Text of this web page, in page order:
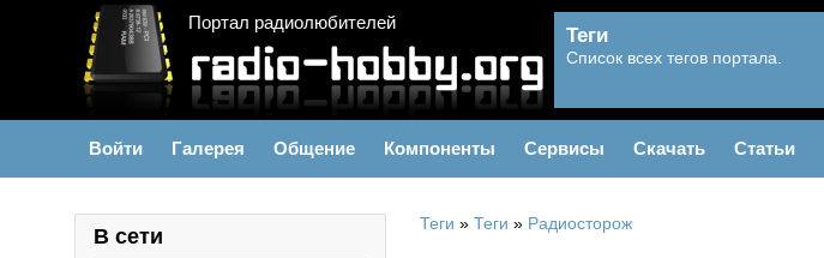
Портал радиолюбителей
Теги
Список всех тегов портала.
Войти Галерея Общение Компоненты Сервисы Скачать Статьи
В сети
Теги » Теги » Радиосторож